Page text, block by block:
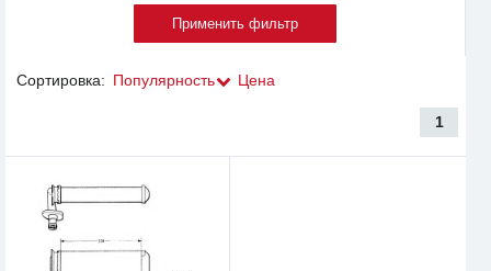
Сортировка: Популярность Цена
1